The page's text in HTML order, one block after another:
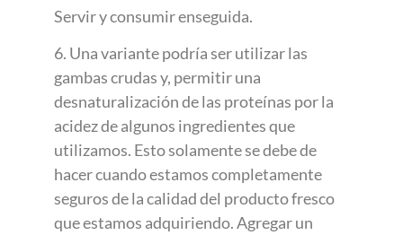
Servir y consumir enseguida.
6. Una variante podría ser utilizar las
gambas crudas y, permitir una
desnaturalización de las proteínas por la
acidez de algunos ingredientes que
utilizamos. Esto solamente se debe de
hacer cuando estamos completamente
seguros de la calidad del producto fresco
que estamos adquiriendo. Agregar un